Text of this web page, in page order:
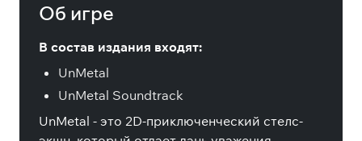
Об игре
В состав издания входят:
UnMetal
UnMetal Soundtrack
UnMetal - это 2D-приключенческий стелс-